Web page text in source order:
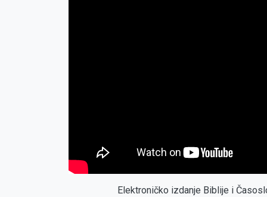
Elektroničko izdanje Biblije i